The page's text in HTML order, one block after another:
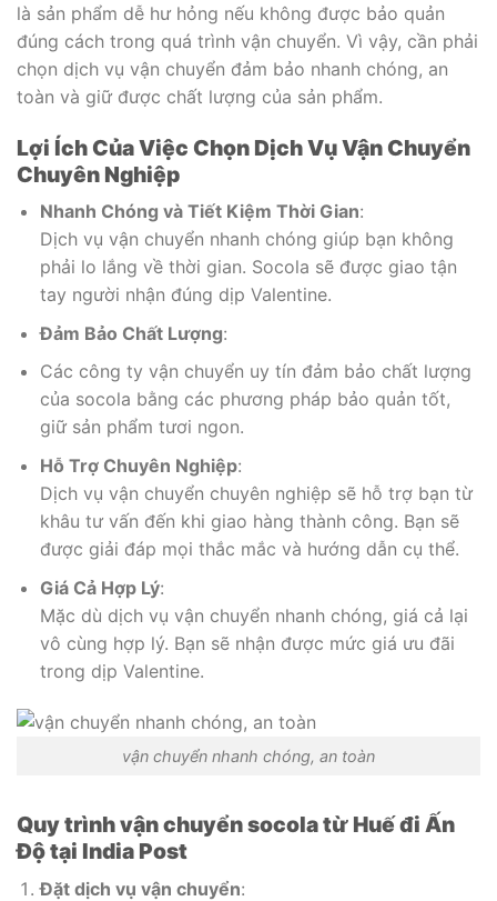
là sản phẩm dễ hư hỏng nếu không được bảo quản
đúng cách trong quá trình vận chuyển. Vì vậy, cần phải
chọn dịch vụ vận chuyển đảm bảo nhanh chóng, an
toàn và giữ được chất lượng của sản phẩm.
Lợi Ích Của Việc Chọn Dịch Vụ Vận Chuyển
Chuyên Nghiệp
Nhanh Chóng và Tiết Kiệm Thời Gian:
Dịch vụ vận chuyển nhanh chóng giúp bạn không
phải lo lắng về thời gian. Socola sẽ được giao tận
tay người nhận đúng dịp Valentine.
Đảm Bảo Chất Lượng:
Các công ty vận chuyển uy tín đảm bảo chất lượng
của socola bằng các phương pháp bảo quản tốt,
giữ sản phẩm tươi ngon.
Hỗ Trợ Chuyên Nghiệp:
Dịch vụ vận chuyển chuyên nghiệp sẽ hỗ trợ bạn từ
khâu tư vấn đến khi giao hàng thành công. Bạn sẽ
được giải đáp mọi thắc mắc và hướng dẫn cụ thể.
Giá Cả Hợp Lý:
Mặc dù dịch vụ vận chuyển nhanh chóng, giá cả lại
vô cùng hợp lý. Bạn sẽ nhận được mức giá ưu đãi
trong dịp Valentine.
vận chuyển nhanh chóng, an toàn
Quy trình vận chuyển socola từ Huế đi Ấn
Độ tại India Post
Đặt dịch vụ vận chuyển: